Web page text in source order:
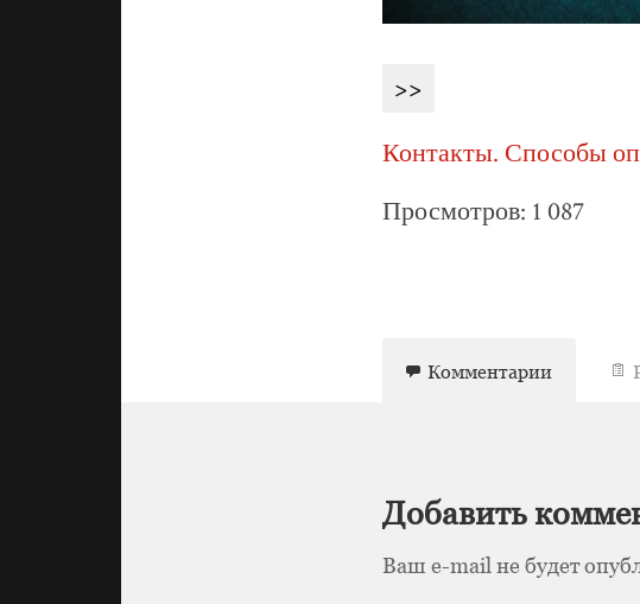
>>
Контакты. Способы
Просмотров: 1 087
Комментарии
Добавить
Ваш e-mail не будет